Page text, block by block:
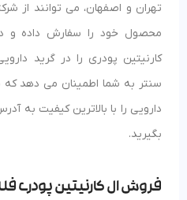
تهران و اصفهان، می توانند از
محصول خود را سفارش داده و
کارنیتین پودری را در گرید
سنتر به شما اطمینان می دهد که
دارویی را با بالاترین کیفیت
بگیرید.
فروش ال کارنیتین پودری